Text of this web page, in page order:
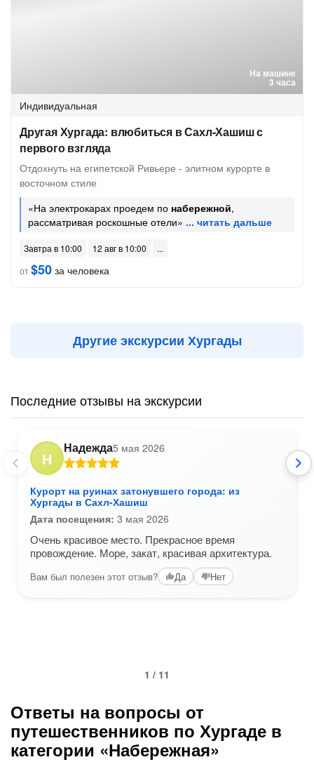
На машине
3 часа
Индивидуальная
Другая Хургада: влюбиться в Сахл-Хашиш с
первого взгляда
Отдохнуть на египетской Ривьере - элитном курорте в
восточном стиле
«На электрокарах проедем по набережной,
рассматривая роскошные отели»
Завтра в 10:00
12 авг в 10:00
от$50 за человека
Другие экскурсии Хургады
Последние отзывы на экскурсии
Н
Надежда5 мая 2026
Курорт на руинах затонувшего города: из
Хургады в Сахл-Хашиш
Дата посещения: 3 мая 2026
Очень красивое место. Прекрасное время
провождение. Море, закат, красивая архитектура.
Вам был полезен этот отзыв? Да Нет
1 / 11
Ответы на вопросы от
путешественников по Хургаде в
категории «Набережная»